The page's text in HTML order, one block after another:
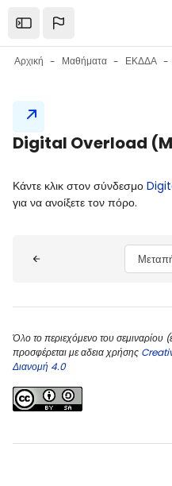
Open the sidebar
Αρχική Μαθήματα ΕΚΔΔΑ
Μπλοκ
Digital Overload
Μπλοκ
Απαιτήσεις ολοκλήρωσης
Κάντε κλικ στον σύνδεσμο
για να ανοίξετε τον πόρο.
Όλο το περιεχόμενο του σεμιναρίου
προσφέρεται με αδεια χρήσης
Διανομή 4.0